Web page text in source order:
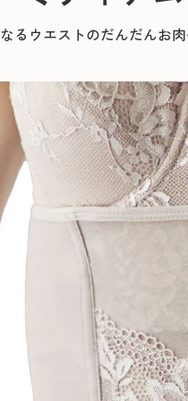
るウエストのだんだんお